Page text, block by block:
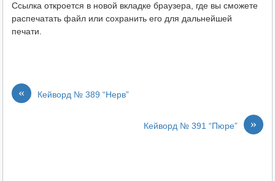
Ссылка откроется в новой вкладке браузера, где вы сможете
распечатать файл или сохранить его для дальнейшей
печати.
« Кейворд № 389 “Нерв”
»
Кейворд № 391 “Пюре”